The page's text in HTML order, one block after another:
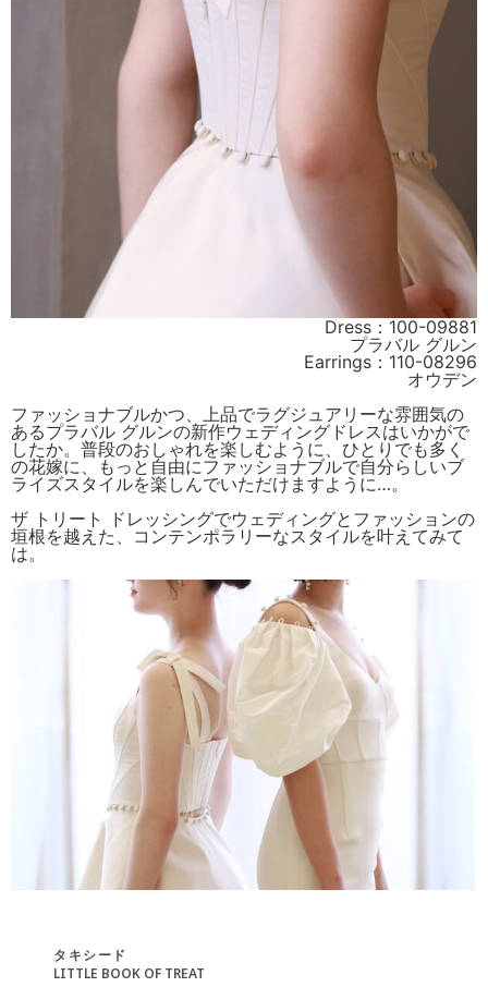
Dress：100-09881
プラバル グルン
Earrings：110-08296
オウデン
ファッショナブルかつ、上品でラグジュアリーな雰囲気の
あるプラバル グルンの新作ウェディングドレスはいかがで
したか。普段のおしゃれを楽しむように、ひとりでも多く
の花嫁に、もっと自由にファッショナブルで自分らしいブ
ライズスタイルを楽しんでいただけますように…。
ザ トリート ドレッシングでウェディングとファッションの
垣根を越えた、コンテンポラリーなスタイルを叶えてみて
は。
タキシード
LITTLE BOOK OF TREAT